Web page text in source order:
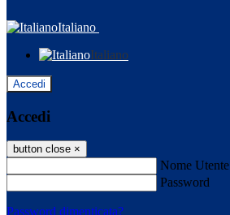
Italiano
Italiano
Accedi
Accedi
button close ×
Nome Utente
Password
Password dimenticata?